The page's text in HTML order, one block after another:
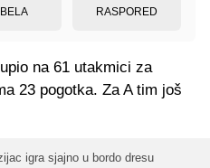
RASPORED
na 61 utakmici za
23 pogotka. Za A tim još
igra sjajno u bordo dresu